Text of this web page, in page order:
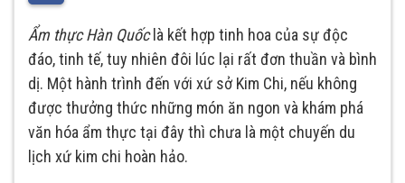
Ẩm thực Hàn Quốclà kết hợp tinh hoa của sự độc
đáo, tinh tế, tuy nhiên đôi lúc lại rất đơn thuần và bình
dị. Một hành trình đến với xứ sở Kim Chi, nếu không
được thưởng thức những món ăn ngon và khám phá
văn hóa ẩm thực tại đây thì chưa là một chuyến du
lịch xứ kim chi hoàn hảo.